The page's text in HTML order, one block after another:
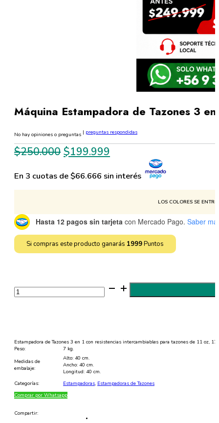
Máquina Estampadora de Tazones 3
No hay opiniones o preguntas | preguntas respondidas
$250.000 El
original
$199.999
actual
$199.999.
En 3 cuotas de $66.666 sin interés
LOS COLORES SE
Hasta 12 pagos sin tarjeta con Mercado Pago. Saber
Si compras este producto ganarás 1999Puntos
Máquina
Estampadora
de
Sublimación
cantidad
Estampadora de Tazones 3 en 1 con resistencias intercambiables para tazones de 11 oz,
Peso:
7 kg.
Medidas de
embalaje:
Alto: 40 cm.
Ancho: 40 cm.
Longitud: 40 cm.
Categorías:
Estampadoras, Estampadoras de Tazones
Comprar por Whatsapp
Compartir: